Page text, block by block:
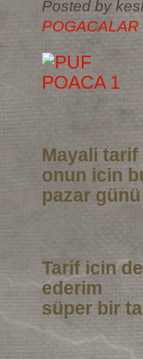
Posted by
POGACALAR
Mayali
onun icin
pazar
Tarif icin
ederim
süper bir